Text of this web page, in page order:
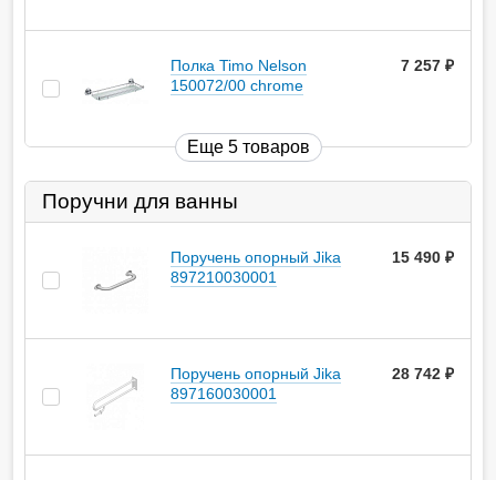
Полка Timo Nelson
150072/00 chrome
7 257
Еще 5 товаров
Поручни для ванны
Поручень опорный Jika
897210030001
15 490
Поручень опорный Jika
897160030001
28 742